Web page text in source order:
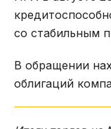
со стабильным
В обращении
облигаций